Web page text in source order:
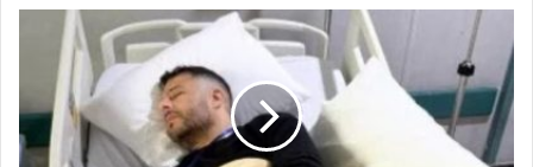
محمد
حماقي
يخضع
لجراحة
عاجلة